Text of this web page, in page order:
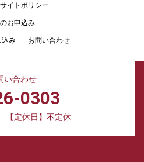
サイトポリシー
お申込み
込み お問い合わせ
い合わせ
0303
【定休日】不定休